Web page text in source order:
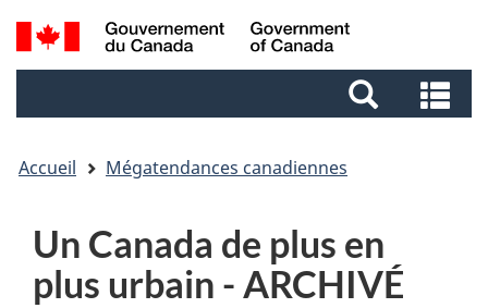
Aller
au
Aller
au
Passer
à
Recherche
et
et
Accueil Mégatendances canadiennes
Un Canada de plus en
plus urbain - ARCHIVÉ